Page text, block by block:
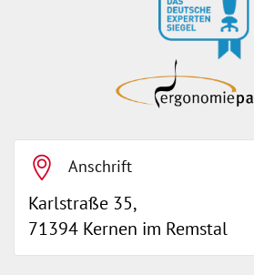
Anschrift
Karlstraße 35,
71394 Kernen im Remstal